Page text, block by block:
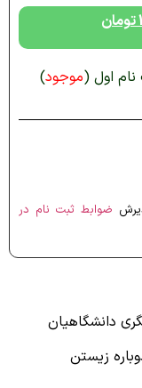
تومان
موجود)
ضوابط ثبت نام در
دانشگاهیان
زیستن